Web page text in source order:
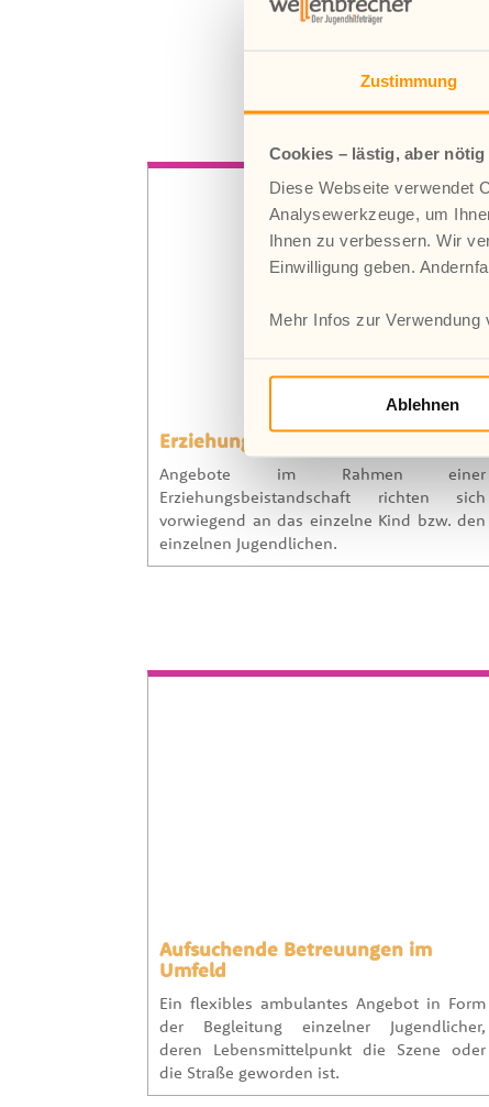
Zustimmung
Cookies – lästig, aber nötig
Diese Webseite verwendet
Analysewerkzeuge, um
Ihnen zu verbessern. Wir
Einwilligung geben.
Mehr Infos zur
Ablehnen
Erziehungsbeistandschaften
Angebote im Rahmen einer
Erziehungsbeistandschaft richten sich
vorwiegend an das einzelne Kind bzw. den
einzelnen Jugendlichen.
Aufsuchende Betreuungen im
Umfeld
Ein flexibles ambulantes Angebot in Form
der Begleitung einzelner Jugendlicher,
deren Lebensmittelpunkt die Szene oder
die Straße geworden ist.